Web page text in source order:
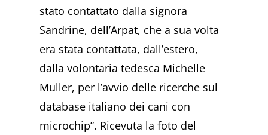
stato contattato dalla signora
Sandrine, dell’Arpat, che a sua volta
era stata contattata, dall’estero,
dalla volontaria tedesca Michelle
Muller, per l’avvio delle ricerche sul
database italiano dei cani con
microchip”. Ricevuta la foto del